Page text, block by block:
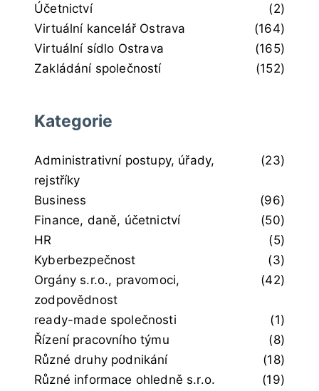
Účetnictví
(2)
Virtuální kancelář Ostrava
(164)
Virtuální sídlo Ostrava
(165)
Zakládání společností
(152)
Kategorie
Administrativní postupy, úřady,
rejstříky
(23)
Business
(96)
Finance, daně, účetnictví
(50)
HR
(5)
Kyberbezpečnost
(3)
Orgány s.r.o., pravomoci,
zodpovědnost
(42)
ready-made společnosti
(1)
Řízení pracovního týmu
(8)
Různé druhy podnikání
(18)
Různé informace ohledně s.r.o.
(19)